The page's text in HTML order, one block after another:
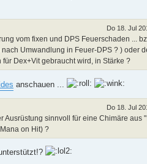
Do 18. Jul
vom fixen und DPS Feuerschaden ...
Umwandlung in Feuer-DPS ? ) oder
Dex+Vit gebraucht wird, in Stärke ?
anschauen ...
Do 18. Jul
Ausrüstung sinnvoll für eine Chimäre aus
on Hit) ?